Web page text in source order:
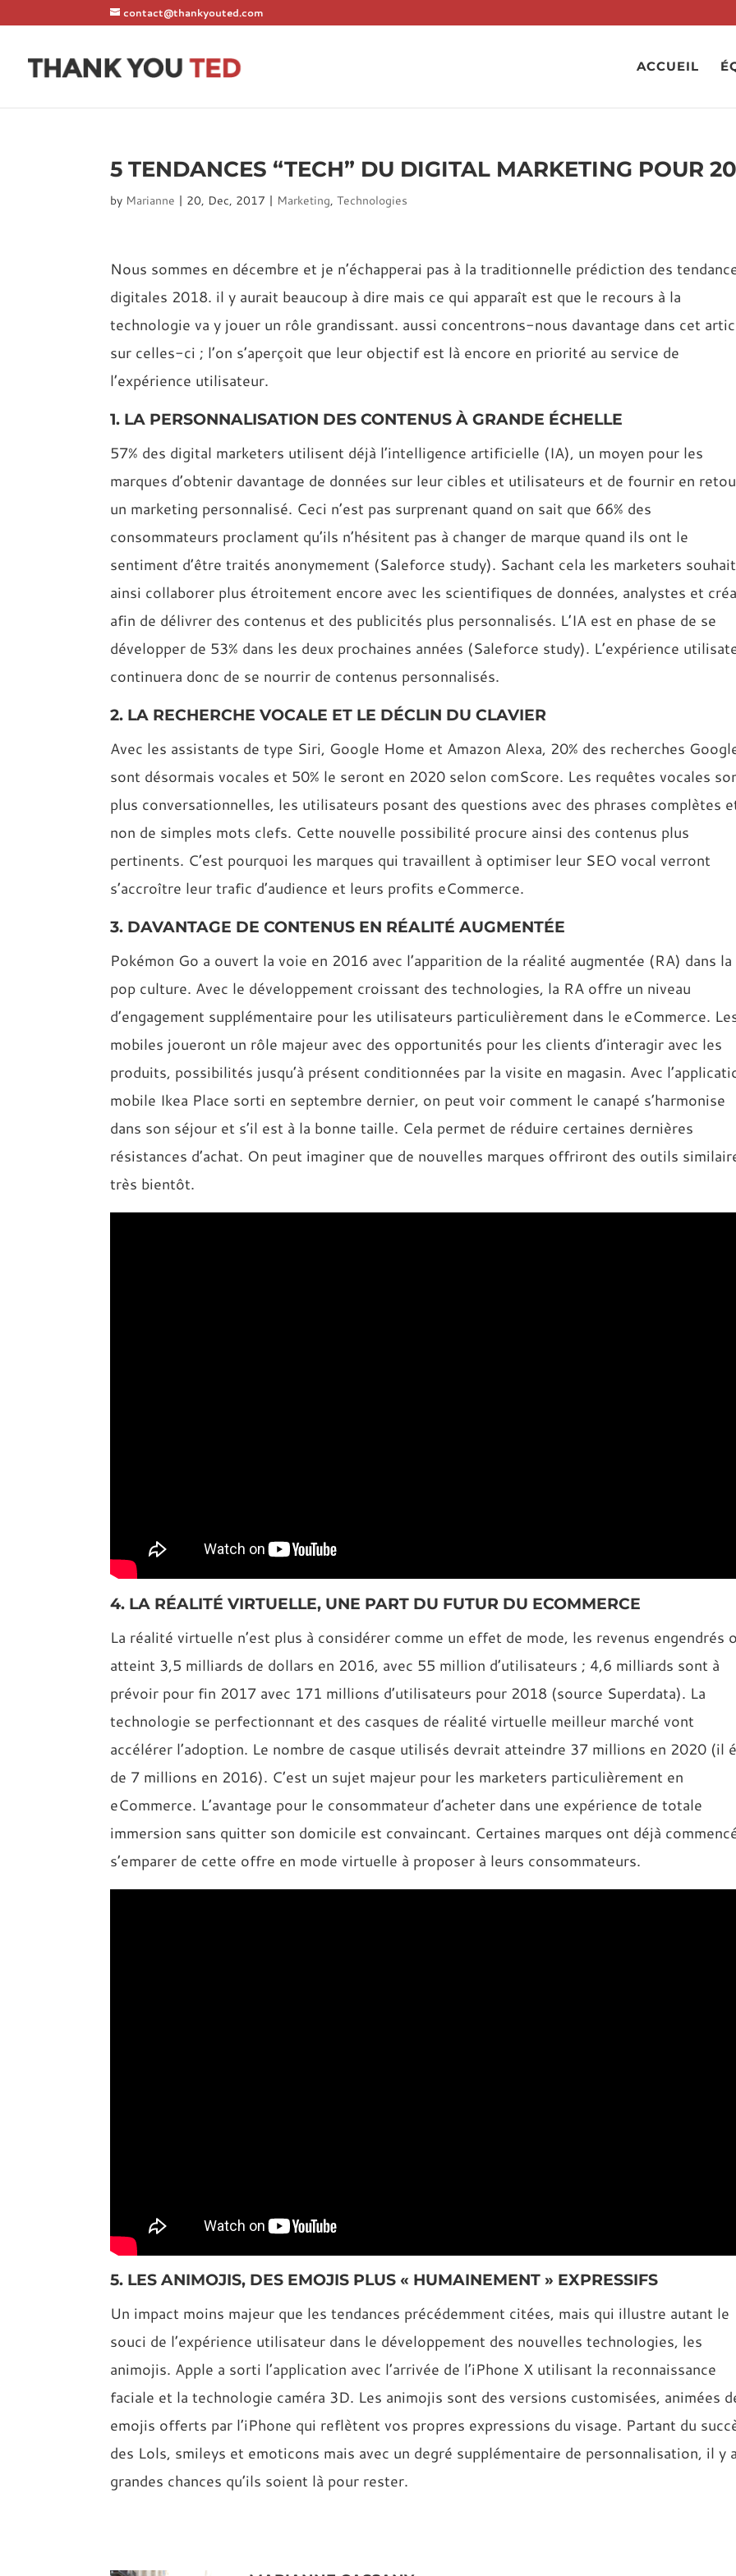
contact@thankyouted.com
ACCUEIL
5 TENDANCES “TECH” DU DIGITAL MARKETING POUR
by Marianne | 20, Dec, 2017 | Marketing,Technologies
Nous sommes en décembre et je n’échapperai pas à la traditionnelle prédiction des
digitales 2018. il y aurait beaucoup à dire mais ce qui apparaît est que le recours à la
technologie va y jouer un rôle grandissant. aussi concentrons-nous davantage dans cet
sur celles-ci ; l’on s’aperçoit que leur objectif est là encore en priorité au service de
l’expérience utilisateur.
1. LA PERSONNALISATION DES CONTENUS À GRANDE ÉCHELLE
57% des digital marketers utilisent déjà l’intelligence artificielle (IA), un moyen pour les
marques d’obtenir davantage de données sur leur cibles et utilisateurs et de fournir en
un marketing personnalisé. Ceci n’est pas surprenant quand on sait que 66% des
consommateurs proclament qu’ils n’hésitent pas à changer de marque quand ils ont le
sentiment d’être traités anonymement (Saleforce study). Sachant cela les marketers
ainsi collaborer plus étroitement encore avec les scientifiques de données, analystes et
afin de délivrer des contenus et des publicités plus personnalisés. L’IA est en phase de se
développer de 53% dans les deux prochaines années (Saleforce study). L’expérience
continuera donc de se nourrir de contenus personnalisés.
2. LA RECHERCHE VOCALE ET LE DÉCLIN DU CLAVIER
Avec les assistants de type Siri, Google Home et Amazon Alexa, 20% des recherches
sont désormais vocales et 50% le seront en 2020 selon comScore. Les requêtes vocales
plus conversationnelles, les utilisateurs posant des questions avec des phrases complètes
non de simples mots clefs. Cette nouvelle possibilité procure ainsi des contenus plus
pertinents. C’est pourquoi les marques qui travaillent à optimiser leur SEO vocal verront
s’accroître leur trafic d’audience et leurs profits eCommerce.
3. DAVANTAGE DE CONTENUS EN RÉALITÉ AUGMENTÉE
Pokémon Go a ouvert la voie en 2016 avec l’apparition de la réalité augmentée (RA) dans la
pop culture. Avec le développement croissant des technologies, la RA offre un niveau
d’engagement supplémentaire pour les utilisateurs particulièrement dans le eCommerce.
mobiles joueront un rôle majeur avec des opportunités pour les clients d’interagir avec les
produits, possibilités jusqu’à présent conditionnées par la visite en magasin. Avec
mobile Ikea Place sorti en septembre dernier, on peut voir comment le canapé s’harmonise
dans son séjour et s’il est à la bonne taille. Cela permet de réduire certaines dernières
résistances d’achat. On peut imaginer que de nouvelles marques offriront des outils
très bientôt.
4. LA RÉALITÉ VIRTUELLE, UNE PART DU FUTUR DU ECOMMERCE
La réalité virtuelle n’est plus à considérer comme un effet de mode, les revenus engendrés
atteint 3,5 milliards de dollars en 2016, avec 55 million d’utilisateurs ; 4,6 milliards sont à
prévoir pour fin 2017 avec 171 millions d’utilisateurs pour 2018 (source Superdata). La
technologie se perfectionnant et des casques de réalité virtuelle meilleur marché vont
accélérer l’adoption. Le nombre de casque utilisés devrait atteindre 37 millions en 2020 (il
de 7 millions en 2016). C’est un sujet majeur pour les marketers particulièrement en
eCommerce. L’avantage pour le consommateur d’acheter dans une expérience de totale
immersion sans quitter son domicile est convaincant. Certaines marques ont déjà
s’emparer de cette offre en mode virtuelle à proposer à leurs consommateurs.
5. LES ANIMOJIS, DES EMOJIS PLUS « HUMAINEMENT » EXPRESSIFS
Un impact moins majeur que les tendances précédemment citées, mais qui illustre autant le
souci de l’expérience utilisateur dans le développement des nouvelles technologies, les
animojis. Apple a sorti l’application avec l’arrivée de l’iPhone X utilisant la reconnaissance
faciale et la technologie caméra 3D. Les animojis sont des versions customisées, animées
emojis offerts par l’iPhone qui reflètent vos propres expressions du visage. Partant du
des Lols, smileys et emoticons mais avec un degré supplémentaire de personnalisation, il y
grandes chances qu’ils soient là pour rester.